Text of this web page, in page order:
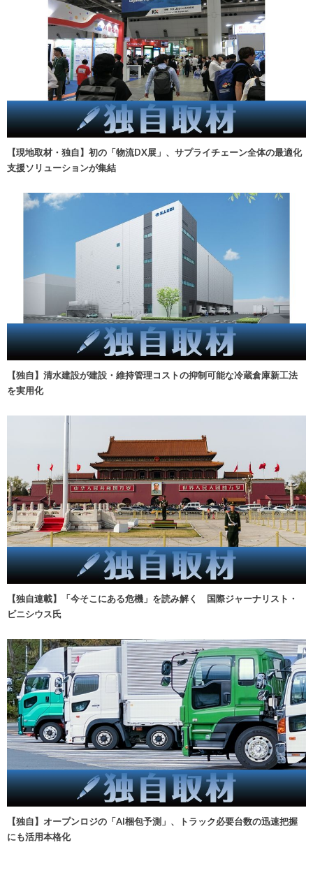
【現地取材・独自】初の「物流DX展」、サプライチェーン全体の最適化
支援ソリューションが集結
【独自】清水建設が建設・維持管理コストの抑制可能な冷蔵倉庫新工法
を実用化
【独自連載】「今そこにある危機」を読み解く 国際ジャーナリスト・
ビニシウス氏
【独自】オープンロジの「AI梱包予測」、トラック必要台数の迅速把握
にも活用本格化